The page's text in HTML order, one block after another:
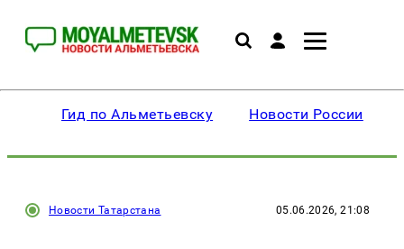
Гид по Альметьевску Новости России
Новости Татарстана 05.06.2026, 21:08